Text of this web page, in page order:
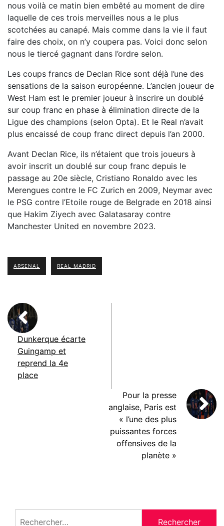
nous voilà ce matin bien embêté au moment de dire
laquelle de ces trois merveilles nous a le plus
scotchées au canapé. Mais comme dans la vie il faut
faire des choix, on n’y coupera pas. Voici donc selon
nous le tiercé gagnant dans l’ordre selon.
Les coups francs de Declan Rice sont déjà l’une des
sensations de la saison européenne. L’ancien joueur de
West Ham est le premier joueur à inscrire un doublé
sur coup franc en phase à élimination directe de la
Ligue des champions (selon Opta). Et le Real n’avait
plus encaissé de coup franc direct depuis l’an 2000.
Avant Declan Rice, ils n’étaient que trois joueurs à
avoir inscrit un doublé sur coup franc depuis le
passage au 20e siècle, Cristiano Ronaldo avec les
Merengues contre le FC Zurich en 2009, Neymar avec
le PSG contre l’Etoile rouge de Belgrade en 2018 ainsi
que Hakim Ziyech avec Galatasaray contre
Manchester United en novembre 2023.
ARSENAL REAL MADRID
Dunkerque écarte
Guingamp et
reprend la 4e
place
Pour la presse
anglaise, Paris est
« l’une des plus
puissantes forces
offensives de la
planète »